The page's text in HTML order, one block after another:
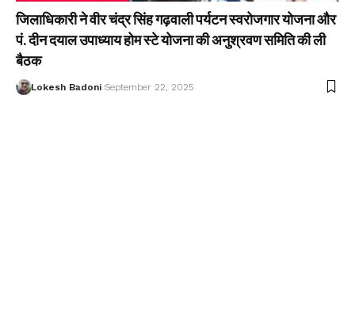
जिलाधिकारी ने वीर चंद्र सिंह गढ़वाली पर्यटन स्वरोजगार योजना और
पं. दीन दयाल उपाध्याय होम स्टे योजना की अनुश्रवण समिति की ली
बैठक
Lokesh Badoni September 22, 2025